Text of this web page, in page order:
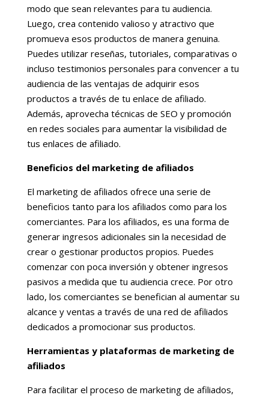
modo que sean relevantes para tu audiencia.
Luego, crea contenido valioso y atractivo que
promueva esos productos de manera genuina.
Puedes utilizar reseñas, tutoriales, comparativas o
incluso testimonios personales para convencer a tu
audiencia de las ventajas de adquirir esos
productos a través de tu enlace de afiliado.
Además, aprovecha técnicas de SEO y promoción
en redes sociales para aumentar la visibilidad de
tus enlaces de afiliado.
Beneficios del marketing de afiliados
El marketing de afiliados ofrece una serie de
beneficios tanto para los afiliados como para los
comerciantes. Para los afiliados, es una forma de
generar ingresos adicionales sin la necesidad de
crear o gestionar productos propios. Puedes
comenzar con poca inversión y obtener ingresos
pasivos a medida que tu audiencia crece. Por otro
lado, los comerciantes se benefician al aumentar su
alcance y ventas a través de una red de afiliados
dedicados a promocionar sus productos.
Herramientas y plataformas de marketing de
afiliados
Para facilitar el proceso de marketing de afiliados,